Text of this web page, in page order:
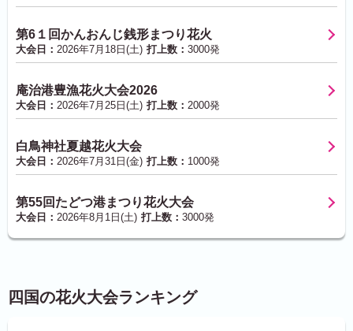
第6１回かんおんじ銭形まつり花火
大会日： 2026年7月18日(土) 打上数： 3000発
庵治港豊漁花火大会2026
大会日： 2026年7月25日(土) 打上数： 2000発
白鳥神社夏越花火大会
大会日： 2026年7月31日(金) 打上数： 1000発
第55回たどつ港まつり花火大会
大会日： 2026年8月1日(土) 打上数： 3000発
四国の花火大会ランキング